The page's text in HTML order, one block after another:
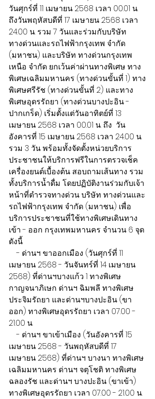
วันศุกร์ที่ 11 เมษายน 2568 เวลา 00.01 น.
ถึงวันพฤหัสบดีที่ 17 เมษายน 2568 เวลา
24.00 น. รวม 7 วันและร่วมกับบริษัท
ทางด่วนและรถไฟฟ้ากรุงเทพ จำกัด
(มหาชน) และบริษัท ทางด่วนกรุงเทพ
เหนือ จำกัด ยกเว้นค่าผ่านทางพิเศษ ทาง
พิเศษเฉลิมมหานคร (ทางด่วนขั้นที่ 1) ทาง
พิเศษศรีรัช (ทางด่วนขั้นที่ 2) และทาง
พิเศษอุดรรัถยา (ทางด่วนบางปะอิน -
ปากเกร็ด) เริ่มตั้งแต่วันอาทิตย์ที่ 13
เมษายน 2568 เวลา 00.01 น. ถึง  วัน
อังคารที่ 15 เมษายน 2568 เวลา 24.00 น.
รวม 3 วัน พร้อมทั้งจัดตั้งหน่วยบริการ
ประชาชนให้บริการฟรีในการตรวจเช็ค
เครื่องยนต์เบื้องต้น สอบถามเส้นทาง รวม
ทั้งบริการน้ำดื่ม โดยปฏิบัติงานร่วมกับเจ้า
หน้าที่ตำรวจทางด่วน บริษัท ทางด่วนและ
รถไฟฟ้ากรุงเทพ จำกัด (มหาชน) เพื่อ
บริการประชาชนที่ใช้ทางพิเศษเดินทาง
เข้า - ออก กรุงเทพมหานคร จำนวน 6 จุด
ดังนี้
​    - ด่านฯ ขาออกเมือง (วันศุกร์ที่ 11
เมษายน 2568 - วันจันทร์ที่ 14 เมษายน
2568) ที่ด่านฯบางแก้ว 1 ทางพิเศษ
กาญจนาภิเษก ด่านฯ ฉิมพลี ทางพิเศษ
ประจิมรัถยา และด่านฯบางปะอิน (ขา
ออก) ทางพิเศษอุดรรัถยา เวลา 07.00 -
21.00 น.
​    - ด่านฯ ขาเข้าเมือง (วันอังคารที่ 15
เมษายน 2568 - วันพฤหัสบดีที่ 17
เมษายน 2568) ที่ด่านฯ บางนา ทางพิเศษ
เฉลิมมหานคร ด่านฯ จตุโชติ ทางพิเศษ
ฉลองรัช และด่านฯ บางปะอิน (ขาเข้า)
ทางพิเศษอุดรรัถยา เวลา 07.00 - 21.00 น.